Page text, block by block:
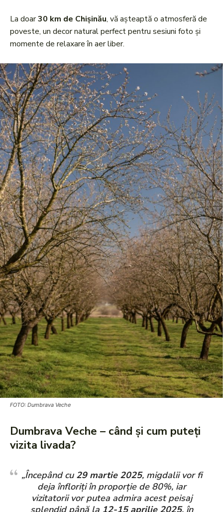
La doar30 km de Chișinău, vă așteaptă o atmosferă de
poveste, un decor natural perfect pentru sesiuni foto și
momente de relaxare în aer liber.
FOTO: Dumbrava Veche
Dumbrava Veche – când și cum puteți
vizita livada?
„Începând cu 29 martie 2025, migdalii vor fi
deja înfloriți în proporție de 80%, iar
vizitatorii vor putea admira acest peisaj